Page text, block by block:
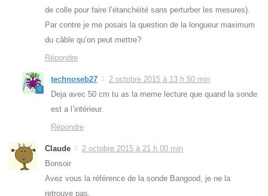
de colle pour faire l’étanchéité sans perturber les mesures).
Par contre je me posais la question de la longueur maximum
du câble qu’on peut mettre?
Répondre
technoseb27
2 octobre 2015 à 13 h 50 min
Deja avec 50 cm tu as la meme lecture que quand la sonde
est a l’intérieur.
Répondre
Claude
2 octobre 2015 à 21 h 00 min
Bonsoir
Avez vous la référence de la sonde Bangood, je ne la
retrouve pas.